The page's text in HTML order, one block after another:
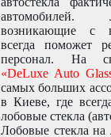
возникающие с
всегда поможет
персонал. На
«DeLuxe Auto
самых больших
в Киеве, где
лобовые стекла
Лобовые стекла на